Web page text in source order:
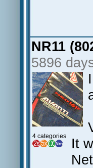
NR11
5896
4 categories
It